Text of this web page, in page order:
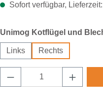
Sofort verfügbar,
Unimog Kotflügel und
Links Rechts
Produkt Anzahl: